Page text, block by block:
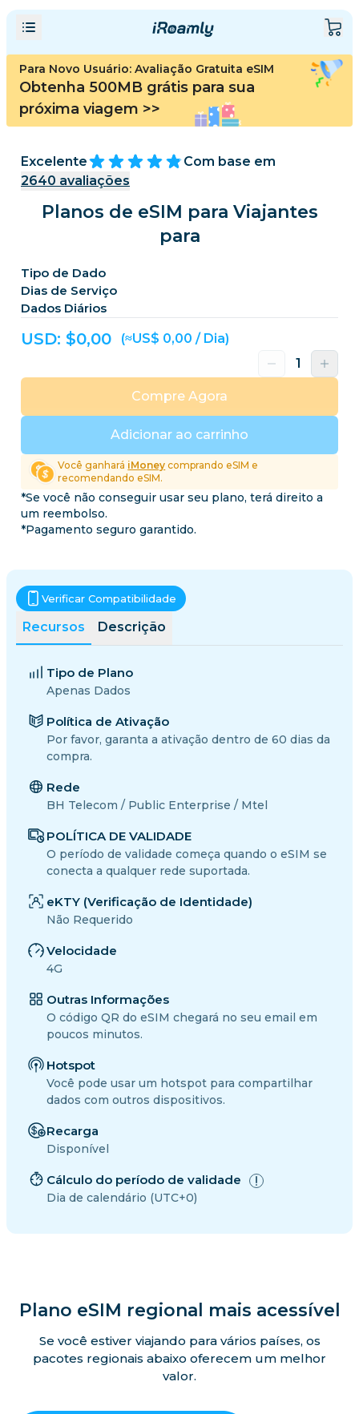
Para Novo Usuário: Avaliação Gratuita eSIM
Obtenha 500MB grátis para sua
próxima viagem >>
Excelente
Com base em
2640 avaliações
Planos de eSIM para Viajantes
para
Tipo de Dado
Dias de Serviço
Dados Diários
USD: $0,00 (≈US$ 0,00 / Dia)
Adicionar ao carrinho
Compre Agora
Você ganhará iMoney comprando eSIM e
recomendando eSIM.
*Se você não conseguir usar seu plano, terá direito a
um reembolso.
*Pagamento seguro garantido.
Recursos Descrição
Verificar Compatibilidade
Tipo de Plano
Apenas Dados
Política de Ativação
Por favor, garanta a ativação dentro de 60 dias da
compra.
Rede
BH Telecom / Public Enterprise / Mtel
POLÍTICA DE VALIDADE
O período de validade começa quando o eSIM se
conecta a qualquer rede suportada.
eKTY (Verificação de Identidade)
Não Requerido
Velocidade
4G
Outras Informações
O código QR do eSIM chegará no seu email em
poucos minutos.
Hotspot
Você pode usar um hotspot para compartilhar
dados com outros dispositivos.
Recarga
Disponível
Cálculo do período de validade
Dia de calendário (UTC+0)
Plano eSIM regional mais acessível
Se você estiver viajando para vários países, os
pacotes regionais abaixo oferecem um melhor
valor.